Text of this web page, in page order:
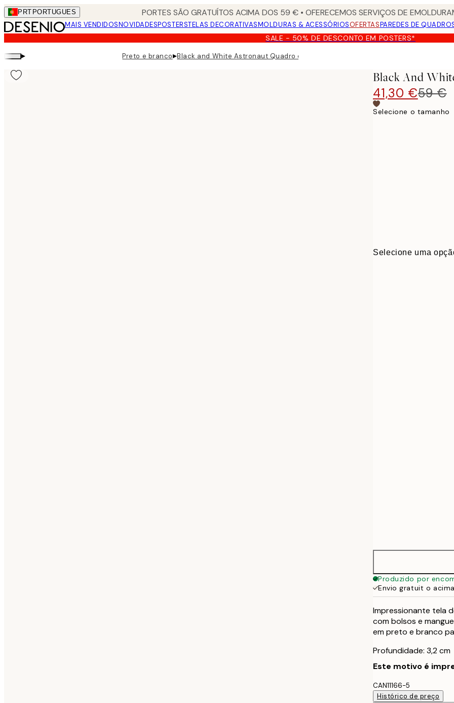
Skip
to
main
content.
PRT PORTUGUES PORTES SÃO GRATUÍTOS ACIMA DOS 59 € • OFERECEMOS SERVIÇOS DE
MAIS VENDIDOSNOVIDADESPOSTERSTELAS DECORATIVASMOLDURAS & ACESSÓRIOSOFERTASPAREDES DE
SALE - 50% DE DESCONTO EM POSTERS*
▸ Preto e branco▸Black and White Astronaut Quadro em tela
Black And
41,30 €59 €
Selecione o tamanho
Selecione uma
Produzido por
Envio gratuit o
Impressionante tela
com bolsos e
em preto e branco
Profundidade: 3,2 cm
Este motivo é
CAN11166-5
Histórico de preço